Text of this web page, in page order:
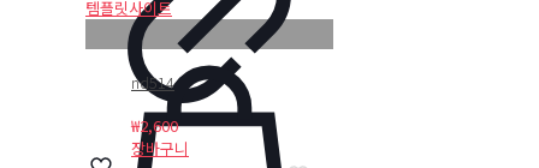
nd514
₩2,600
장바구니